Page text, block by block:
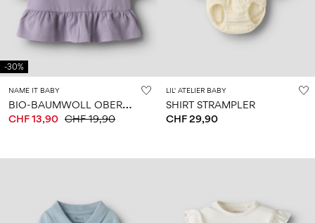
-30%
NAME IT BABY
B
IO-BAUMWOLL OBERTEIL
CHF 13,90 CHF 19,90
LIL' ATELIER BABY
SHIRT STRAMPLER
CHF 29,90